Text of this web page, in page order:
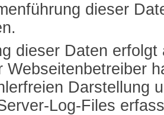
dieser
dieser Daten
Webseitenbetreiber
Darstellung
Log-Files